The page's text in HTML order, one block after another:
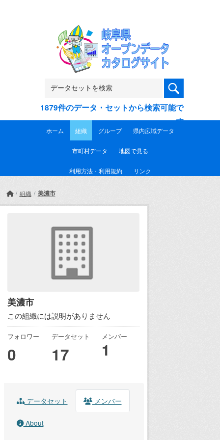
1879件のデータ・セットから検索可能で
す
ホーム 組織 グループ 県内広域データ
市町村データ 地図で見る
利用方法・利用規約 リンク
組織 美濃市
美濃市
この組織には説明がありません
フォロワー
0
データセット
17
メンバー
1
データセット メンバー
About